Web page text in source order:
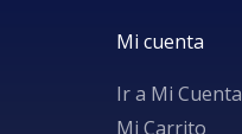
Mi cuenta
Ir a Mi Cuenta
Mi Carrito